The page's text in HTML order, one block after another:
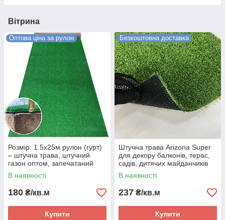
Вітрина
Оптова ціна за рулон
Розмір: 1.5х25м рулон (гурт)
– штучна трава, штучний
газон оптом, запечатаний
рулон
В наявності
180 ₴/кв.м
Купити
Безкоштовна доставка
Штучна трава Arizona Super
для декору балконів, терас,
садів, дитячих майданчиків
або зон відпочинку 400 см
В наявності
237 ₴/кв.м
Купити